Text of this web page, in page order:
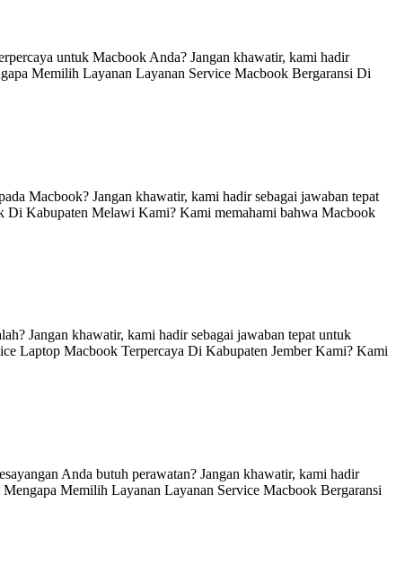
untuk Macbook Anda? Jangan khawatir, kami hadir
Memilih Layanan Layanan Service Macbook Bergaransi Di
Macbook? Jangan khawatir, kami hadir sebagai jawaban tepat
Kabupaten Melawi Kami? Kami memahami bahwa Macbook
Jangan khawatir, kami hadir sebagai jawaban tepat untuk
Laptop Macbook Terpercaya Di Kabupaten Jember Kami? Kami
Anda butuh perawatan? Jangan khawatir, kami hadir
Memilih Layanan Layanan Service Macbook Bergaransi